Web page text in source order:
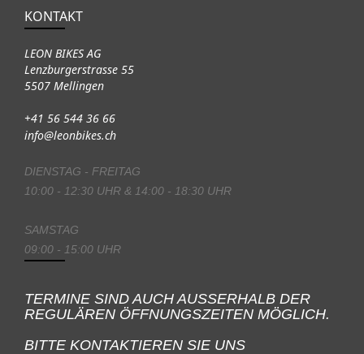
KONTAKT
LEON BIKES AG
Lenzburgerstrasse 55
5507 Mellingen
+41 56 544 36 66
info@leonbikes.ch
DIENSTAG - FREITAG
10:00 - 12:30 UHR & 14:00 - 18:30 UHR
SAMSTAG
09:00 - 15:00 UHR
TERMINE SIND AUCH AUSSERHALB DER
REGULÄREN ÖFFNUNGSZEITEN MÖGLICH.
BITTE KONTAKTIEREN SIE UNS